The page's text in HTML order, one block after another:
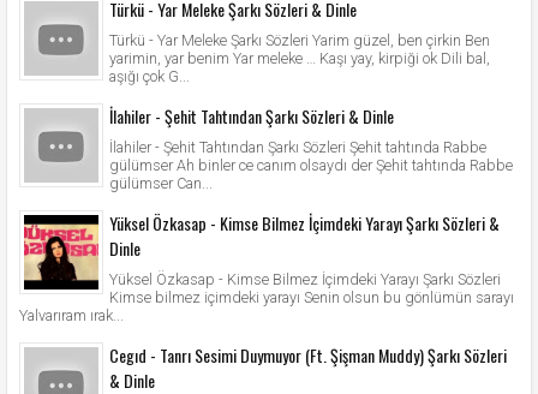
Türkü - Yar Meleke Şarkı Sözleri & Dinle
Türkü - Yar Meleke Şarkı Sözleri Yarim güzel, ben çirkin Ben
yarimin, yar benim Yar meleke … Kaşı yay, kirpiği ok Dili bal,
aşığı çok G...
İlahiler - Şehit Tahtından Şarkı Sözleri & Dinle
İlahiler - Şehit Tahtından Şarkı Sözleri Şehit tahtında Rabbe
gülümser Ah binler ce canım olsaydı der Şehit tahtında Rabbe
gülümser Can...
Yüksel Özkasap - Kimse Bilmez İçimdeki Yarayı Şarkı Sözleri &
Dinle
Yüksel Özkasap - Kimse Bilmez İçimdeki Yarayı Şarkı Sözleri
Kimse bilmez içimdeki yarayı Senin olsun bu gönlümün sarayı
Yalvarıram ırak...
Cegıd - Tanrı Sesimi Duymuyor (Ft. Şişman Muddy) Şarkı Sözleri
& Dinle